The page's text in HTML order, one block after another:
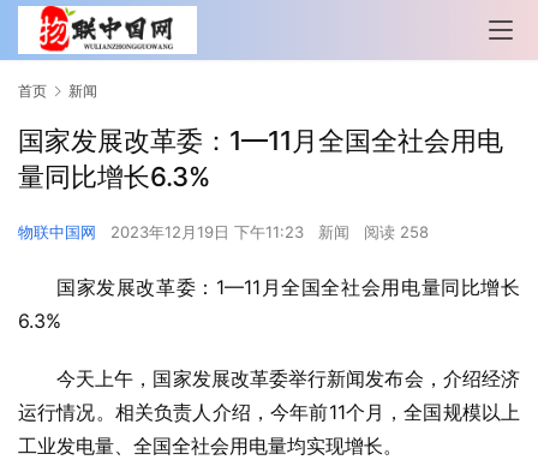
首页 新闻
国家发展改革委：1—11月全国全社会用电
量同比增长6.3%
物联中国网 2023年12月19日 下午11:23 新闻 阅读 258
国家发展改革委：1—11月全国全社会用电量同比增长
6.3%
今天上午，国家发展改革委举行新闻发布会，介绍经济
运行情况。相关负责人介绍，今年前11个月，全国规模以上
工业发电量、全国全社会用电量均实现增长。